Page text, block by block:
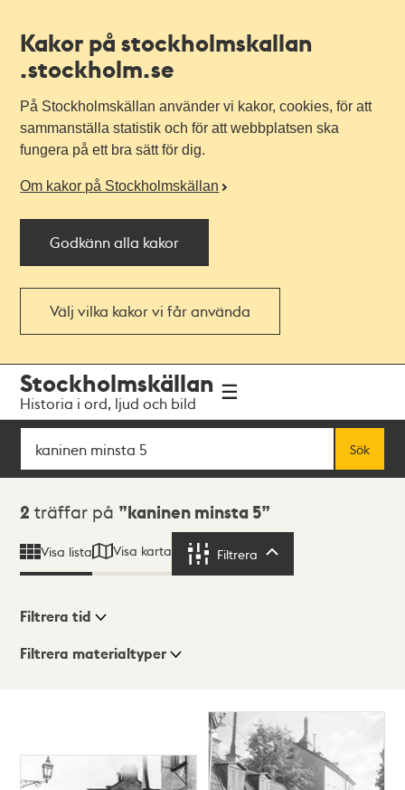
Kakor på stockholmskallan
.stockholm.se
På Stockholmskällan använder vi kakor, cookies, för att
sammanställa statistik och för att webbplatsen ska
fungera på ett bra sätt för dig.
Om kakor på Stockholmskällan
Godkänn alla kakor
Välj vilka kakor vi får använda
navigationen
huvudinnehållet
Stockholmskällan
Historia i ord, ljud och bild
Sök
Sök
Sökresultat
2 träffar på kaninen minsta 5
Visa lista Visa karta Filtrera
Visningsläge
Filtrera tid
Filtrera materialtyper